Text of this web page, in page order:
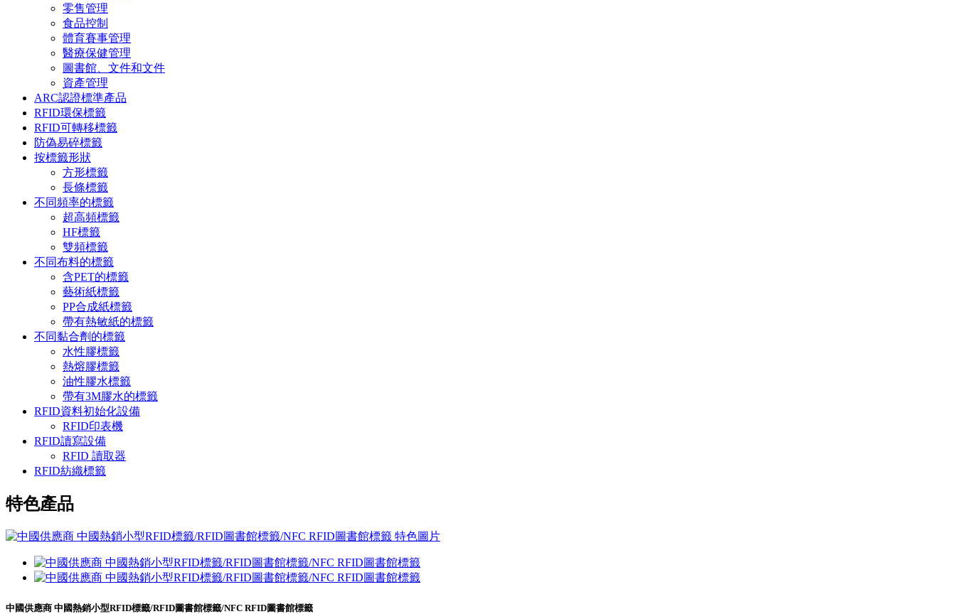
零售管理
食品控制
體育賽事管理
醫療保健管理
圖書館、文件和文件
資產管理
ARC認證標準產品
RFID環保標籤
RFID可轉移標籤
防偽易碎標籤
按標籤形狀
方形標籤
長條標籤
不同頻率的標籤
超高頻標籤
HF標籤
雙頻標籤
不同布料的標籤
含PET的標籤
藝術紙標籤
PP合成紙標籤
帶有熱敏紙的標籤
不同黏合劑的標籤
水性膠標籤
熱熔膠標籤
油性膠水標籤
帶有3M膠水的標籤
RFID資料初始化設備
RFID印表機
RFID讀寫設備
RFID 讀取器
RFID紡織標籤
特色產品
中國供應商 中國熱銷小型RFID標籤/RFID圖書館標籤/NFC RFID圖書館標籤